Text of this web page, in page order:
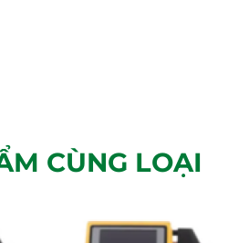
CÙNG LOẠI